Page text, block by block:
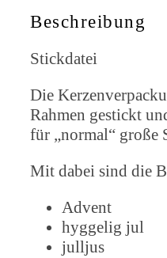
Beschreibung
Stickdatei
Die
Rahmen gestickt
für „normal“ große
Mit dabei sind die
Advent
hyggelig jul
julljus